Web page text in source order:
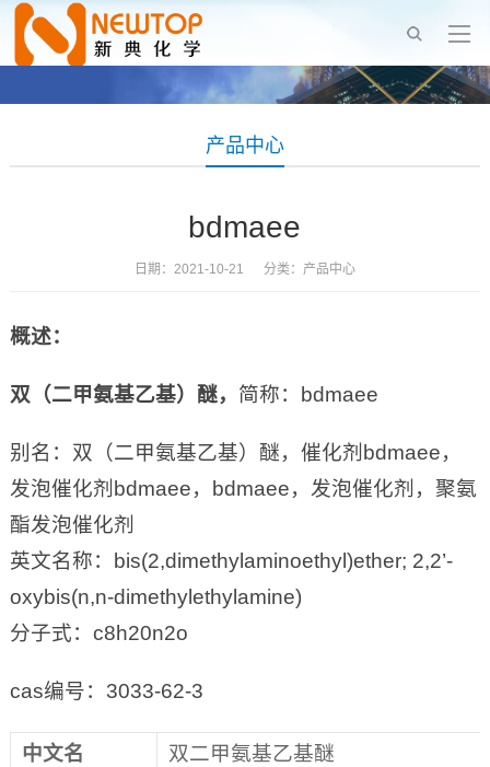
产品中心
bdmaee
日期：2021-10-21 分类： 产品中心
概述：
双（二甲氨基乙基）醚， 简称：bdmaee
别名：双（二甲氨基乙基）醚，催化剂bdmaee，
发泡催化剂bdmaee，bdmaee，发泡催化剂，聚氨
酯发泡催化剂
英文名称：bis(2,dimethylaminoethyl)ether; 2,2’-
oxybis(n,n-dimethylethylamine)
分子式：c8h20n2o
cas编号：3033-62-3
中文名 双二甲氨基乙基醚